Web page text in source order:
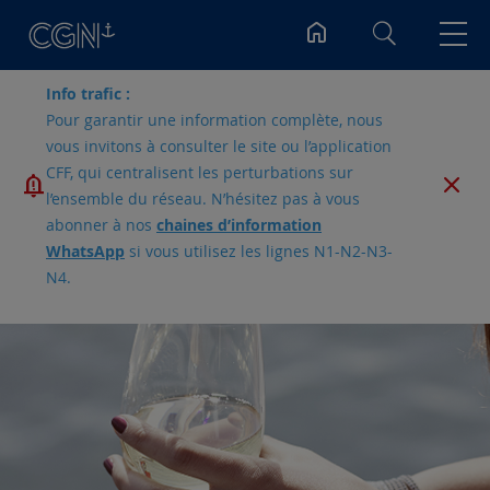
Info trafic :
Pour garantir une information complète, nous
vous invitons à consulter le site ou l’application
CFF, qui centralisent les perturbations sur
l’ensemble du réseau. N’hésitez pas à vous
abonner à nos chaines d’information
WhatsApp si vous utilisez les lignes N1-N2-N3-
N4.